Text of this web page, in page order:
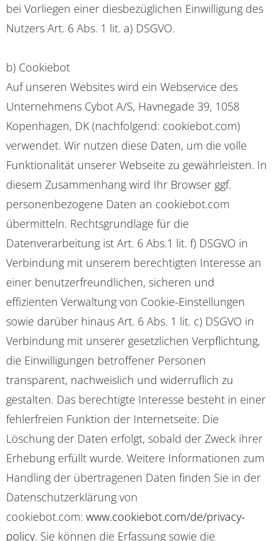
bei Vorliegen einer diesbezüglichen Einwilligung des
Nutzers Art. 6 Abs. 1 lit. a) DSGVO.
b) Cookiebot
Auf unseren Websites wird ein Webservice des
Unternehmens Cybot A/S, Havnegade 39, 1058
Kopenhagen, DK (nachfolgend: cookiebot.com)
verwendet. Wir nutzen diese Daten, um die volle
Funktionalität unserer Webseite zu gewährleisten. In
diesem Zusammenhang wird Ihr Browser ggf.
personenbezogene Daten an cookiebot.com
übermitteln. Rechtsgrundlage für die
Datenverarbeitung ist Art. 6 Abs.1 lit. f) DSGVO in
Verbindung mit unserem berechtigten Interesse an
einer benutzerfreundlichen, sicheren und
effizienten Verwaltung von Cookie-Einstellungen
sowie darüber hinaus Art. 6 Abs. 1 lit. c) DSGVO in
Verbindung mit unserer gesetzlichen Verpflichtung,
die Einwilligungen betroffener Personen
transparent, nachweislich und widerruflich zu
gestalten. Das berechtigte Interesse besteht in einer
fehlerfreien Funktion der Internetseite. Die
Löschung der Daten erfolgt, sobald der Zweck ihrer
Erhebung erfüllt wurde. Weitere Informationen zum
Handling der übertragenen Daten finden Sie in der
Datenschutzerklärung von
cookiebot.com: www.cookiebot.com/de/privacy-
policy. Sie können die Erfassung sowie die